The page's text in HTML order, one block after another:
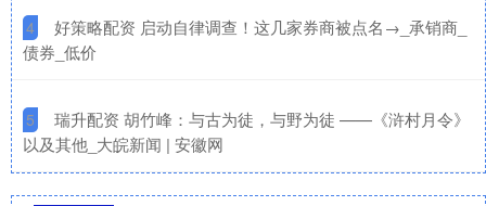
4
​好策略配资 启动自律调查！这几家券商被点名→_承销商_
债券_低价
5
​瑞升配资 胡竹峰：与古为徒，与野为徒 ——《浒村月令》
以及其他_大皖新闻 | 安徽网